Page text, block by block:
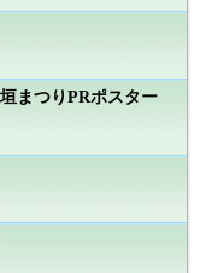
まつりPRポスター